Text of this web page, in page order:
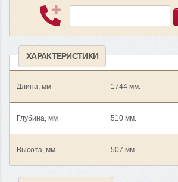
ХАРАКТЕРИСТИКИ
Длина, мм 1744 мм.
Глубина, мм 510 мм.
Высота, мм 507 мм.